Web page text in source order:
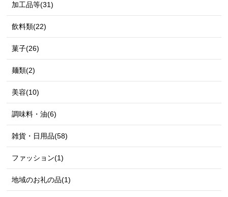
加工品等(31)
飲料類(22)
菓子(26)
麺類(2)
美容(10)
調味料・油(6)
雑貨・日用品(58)
ファッション(1)
地域のお礼の品(1)